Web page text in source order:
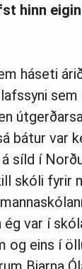
hinn
háseti
bátur var
síld í
skóli fyrir
ég var í
og eins í